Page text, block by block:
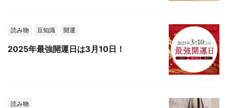
読み物 豆知識 開運
2025年最強開運日は3月10日！
読み物